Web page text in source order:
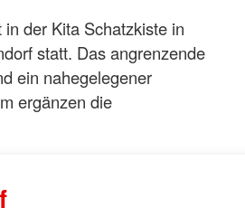
der Kita Schatzkiste in
statt. Das angrenzende
ein nahegelegener
ergänzen die